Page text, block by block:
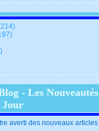
- Les Nouveautés
Jour
averti des nouveaux articles